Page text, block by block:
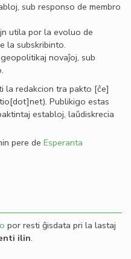
sub responso de membro
utila por la evoluo de
la subskribinto.
novaĵoj, sub
la redakcion tra pakto [ĉe]
. Publikigo estas
establoj, laŭdiskrecia
pere de Esperanta
por resti ĝisdata pri la lastaj
ilin.